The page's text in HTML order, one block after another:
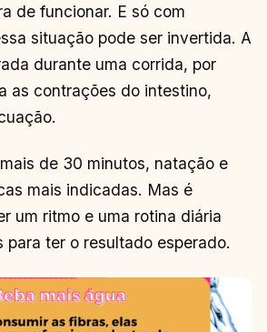
de funcionar. E só com
situação pode ser invertida. A
durante uma corrida, por
as contrações do intestino,
de 30 minutos, natação e
mais indicadas. Mas é
um ritmo e uma rotina diária
para ter o resultado esperado.